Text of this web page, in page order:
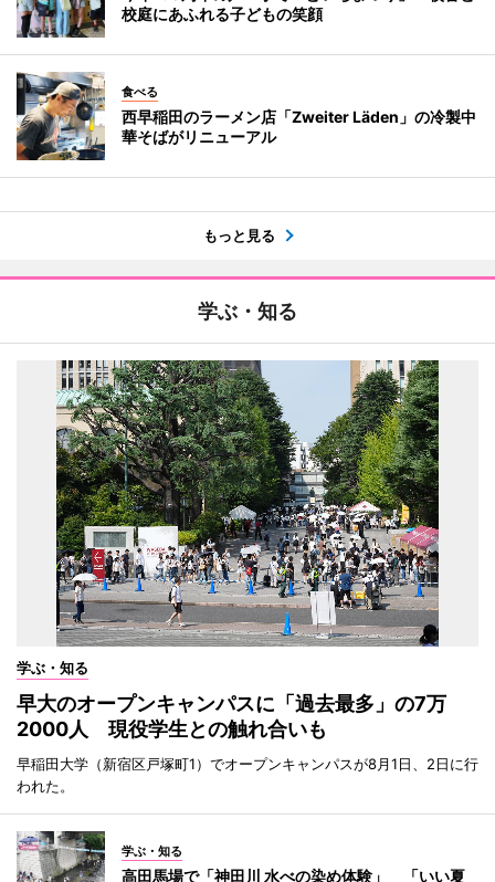
校庭にあふれる子どもの笑顔
食べる
西早稲田のラーメン店「Zweiter Läden」の冷製中
華そばがリニューアル
もっと見る
学ぶ・知る
学ぶ・知る
早大のオープンキャンパスに「過去最多」の7万
2000人 現役学生との触れ合いも
早稲田大学（新宿区戸塚町1）でオープンキャンパスが8月1日、2日に行
われた。
学ぶ・知る
高田馬場で「神田川 水べの染め体験」 「いい夏